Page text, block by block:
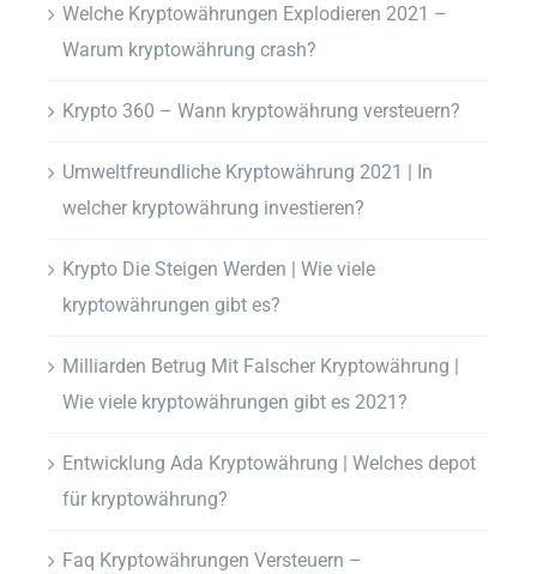
Welche Kryptowährungen Explodieren 2021 –
Warum kryptowährung crash?
Krypto 360 – Wann kryptowährung versteuern?
Umweltfreundliche Kryptowährung 2021 | In
welcher kryptowährung investieren?
Krypto Die Steigen Werden | Wie viele
kryptowährungen gibt es?
Milliarden Betrug Mit Falscher Kryptowährung |
Wie viele kryptowährungen gibt es 2021?
Entwicklung Ada Kryptowährung | Welches depot
für kryptowährung?
Faq Kryptowährungen Versteuern –